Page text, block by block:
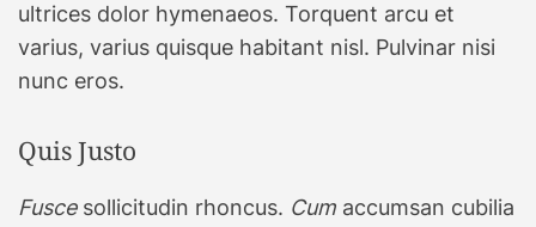
ultrices dolor hymenaeos. Torquent arcu et
varius, varius quisque habitant nisl. Pulvinar nisi
nunc eros.
Quis Justo
Fuscesollicitudin rhoncus. Cum accumsan cubilia